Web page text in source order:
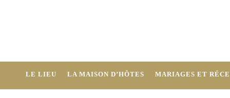
LE LIEU LA MAISON D’HÔTES MARIAGES ET